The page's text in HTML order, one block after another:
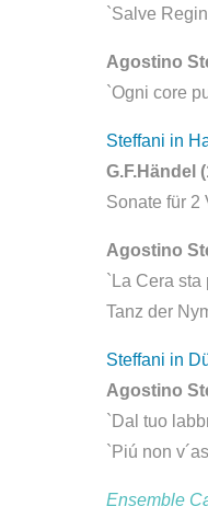
`Salve
Agostino
`Ogni core
Steffani in
G.F.Händel
Sonate für 2
Agostino
`La Cera sta
Tanz der
Steffani in
Agostino
`Dal tuo
`Piú non
Ensemble